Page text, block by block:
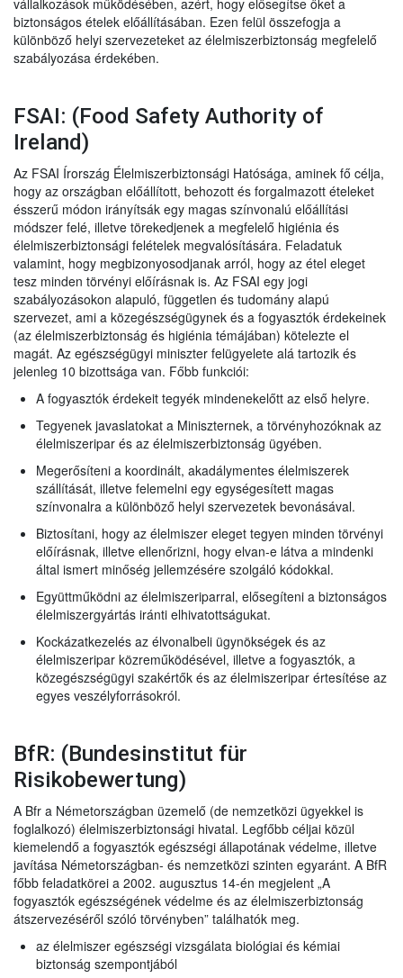
biztonságos ételek előállításában. Ezen felül összefogja a
különböző helyi szervezeteket az élelmiszerbiztonság megfelelő
szabályozása érdekében.
FSAI: (Food Safety Authority of
Ireland)
Az FSAI Írország Élelmiszerbiztonsági Hatósága, aminek fő célja,
hogy az országban előállított, behozott és forgalmazott ételeket
ésszerű módon irányítsák egy magas színvonalú előállítási
módszer felé, illetve törekedjenek a megfelelő higiénia és
élelmiszerbiztonsági felételek megvalósítására. Feladatuk
valamint, hogy megbizonyosodjanak arról, hogy az étel eleget
tesz minden törvényi előírásnak is. Az FSAI egy jogi
szabályozásokon alapuló, független és tudomány alapú
szervezet, ami a közegészségügynek és a fogyasztók érdekeinek
(az élelmiszerbiztonság és higiénia témájában) kötelezte el
magát. Az egészségügyi miniszter felügyelete alá tartozik és
jelenleg 10 bizottsága van. Főbb funkciói:
A fogyasztók érdekeit tegyék mindenekelőtt az első helyre.
Tegyenek javaslatokat a Miniszternek, a törvényhozóknak az
élelmiszeripar és az élelmiszerbiztonság ügyében.
Megerősíteni a koordinált, akadálymentes élelmiszerek
szállítását, illetve felemelni egy egységesített magas
színvonalra a különböző helyi szervezetek bevonásával.
Biztosítani, hogy az élelmiszer eleget tegyen minden törvényi
előírásnak, illetve ellenőrizni, hogy elvan-e látva a mindenki
által ismert minőség jellemzésére szolgáló kódokkal.
Együttműködni az élelmiszeriparral, elősegíteni a biztonságos
élelmiszergyártás iránti elhivatottságukat.
Kockázatkezelés az élvonalbeli ügynökségek és az
élelmiszeripar közreműködésével, illetve a fogyasztók, a
közegészségügyi szakértők és az élelmiszeripar értesítése az
egyes veszélyforrásokról.
BfR: (Bundesinstitut für
Risikobewertung)
A Bfr a Németországban üzemelő (de nemzetközi ügyekkel is
foglalkozó) élelmiszerbiztonsági hivatal. Legfőbb céljai közül
kiemelendő a fogyasztók egészségi állapotának védelme, illetve
javítása Németországban- és nemzetközi szinten egyaránt. A BfR
főbb feladatkörei a 2002. augusztus 14-én megjelent „A
fogyasztók egészségének védelme és az élelmiszerbiztonság
átszervezéséről szóló törvényben” találhatók meg.
az élelmiszer egészségi vizsgálata biológiai és kémiai
biztonság szempontjából